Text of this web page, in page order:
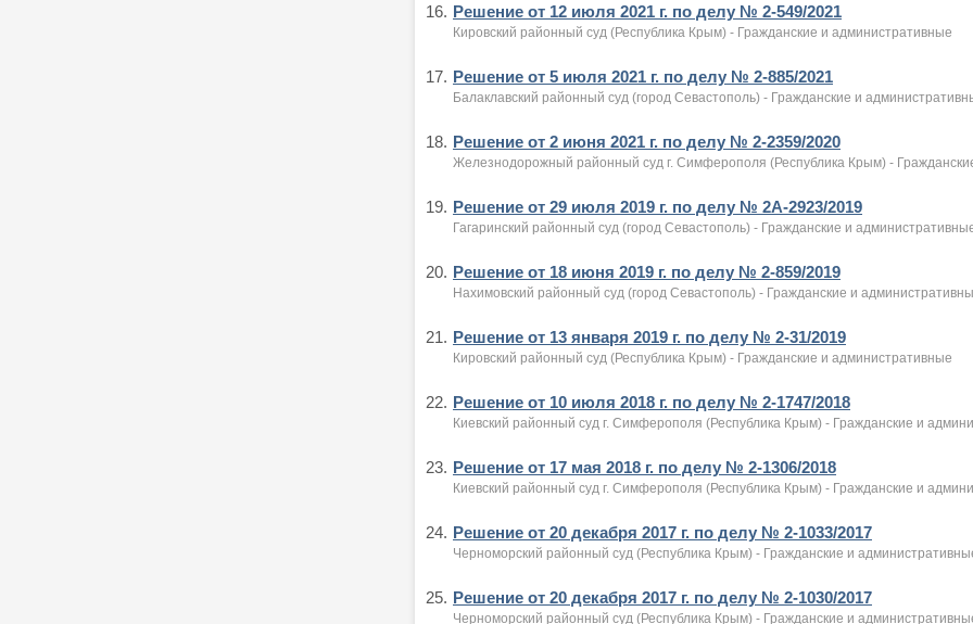
16. Решение от 12 июля 2021 г. по делу № 2-549/2021
Кировский районный суд (Республика Крым) - Гражданские и административные
17. Решение от 5 июля 2021 г. по делу № 2-885/2021
Балаклавский районный суд (город Севастополь) - Гражданские и
18. Решение от 2 июня 2021 г. по делу № 2-2359/2020
Железнодорожный районный суд г. Симферополя (Республика Крым) -
19. Решение от 29 июля 2019 г. по делу № 2А-2923/2019
Гагаринский районный суд (город Севастополь) - Гражданские и
20. Решение от 18 июня 2019 г. по делу № 2-859/2019
Нахимовский районный суд (город Севастополь) - Гражданские и
21. Решение от 13 января 2019 г. по делу № 2-31/2019
Кировский районный суд (Республика Крым) - Гражданские и административные
22. Решение от 10 июля 2018 г. по делу № 2-1747/2018
Киевский районный суд г. Симферополя (Республика Крым) - Гражданские и
23. Решение от 17 мая 2018 г. по делу № 2-1306/2018
Киевский районный суд г. Симферополя (Республика Крым) - Гражданские и
24. Решение от 20 декабря 2017 г. по делу № 2-1033/2017
Черноморский районный суд (Республика Крым) - Гражданские и
25. Решение от 20 декабря 2017 г. по делу № 2-1030/2017
Черноморский районный суд (Республика Крым) - Гражданские и